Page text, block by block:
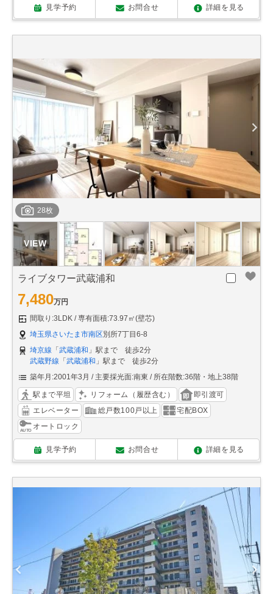
見学予約 お問合せ 詳細を見る
28枚
ライブタワー武蔵浦和
7,480万円
間取り:3LDK
専有面積:73.97㎡(壁芯)
埼玉県さいたま市南区別所7丁目6-8
埼京線 「武蔵浦和 」駅まで 徒歩2分
武蔵野線 「武蔵浦和 」駅まで 徒歩2分
築年月:2001年3月
主要採光面:南東 所在階数:36階・地上38階
駅まで平坦 リフォーム（履歴含む）
即引渡可
エレベーター
総戸数100戸以上
宅配BOX
オートロック
見学予約 お問合せ 詳細を見る